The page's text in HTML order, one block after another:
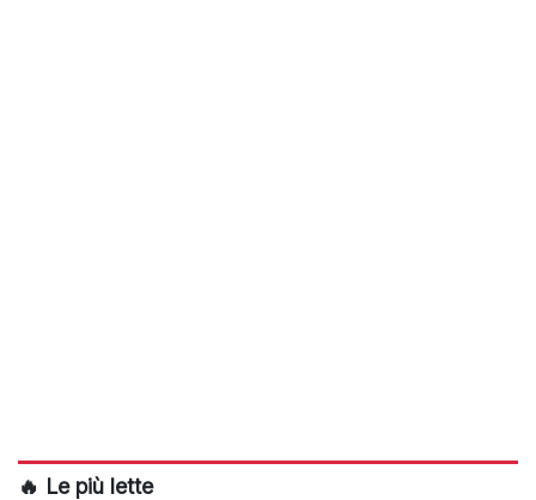
🔥 Le più lette